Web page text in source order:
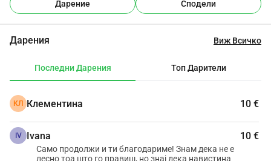
Дарение Сподели
Дарения Виж Всичко
Последни Дарения Топ Дарители
КЛ Клементина 10 €
IV Ivana 10 €
Само продолжи и ти благодариме! Знам дека не е
лесно тоа што го правиш, но знај дека навистина